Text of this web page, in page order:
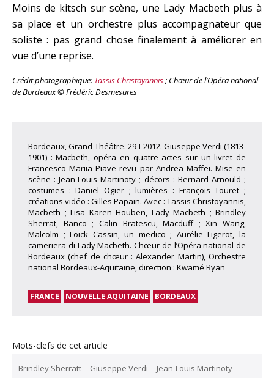
Moins de kitsch sur scène, une Lady Macbeth plus à
sa place et un orchestre plus accompagnateur que
soliste : pas grand chose finalement à améliorer en
vue d’une reprise.
Crédit photographique: Tassis Christoyannis; Chœur de l’Opéra national
de Bordeaux © Frédéric Desmesures
Bordeaux, Grand-Théâtre. 29-I-2012. Giuseppe Verdi (1813-
1901) : Macbeth, opéra en quatre actes sur un livret de
Francesco Mariia Piave revu par Andrea Maffei. Mise en
scène : Jean-Louis Martinoty ; décors : Bernard Arnould ;
costumes : Daniel Ogier ; lumières : François Touret ;
créations vidéo : Gilles Papain. Avec : Tassis Christoyannis,
Macbeth ; Lisa Karen Houben, Lady Macbeth ; Brindley
Sherrat, Banco ; Calin Bratescu, Macduff ; Xin Wang,
Malcolm ; Loïck Cassin, un medico ; Aurélie Ligerot, la
cameriera di Lady Macbeth. Chœur de l’Opéra national de
Bordeaux (chef de chœur : Alexander Martin), Orchestre
national Bordeaux-Aquitaine, direction : Kwamé Ryan
FRANCE NOUVELLE AQUITAINE BORDEAUX
Mots-clefs de cet article
Brindley Sherratt Giuseppe Verdi Jean-Louis Martinoty